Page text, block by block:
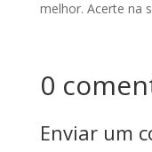
melhor. Acerte na
0
Enviar um